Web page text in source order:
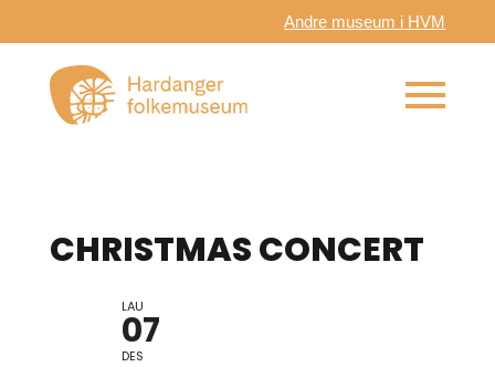
Andre museum i HVM
CHRISTMAS CONCERT
LAU
07
DES